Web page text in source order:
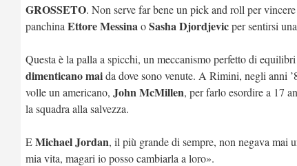
GROSSETO. Non serve far bene un pick and roll per
panchina Ettore MessinaoSasha Djordjevicper sentirsi
Questa è la palla a spicchi, un meccanismo perfetto di
dimenticano maida dove sono venute. A Rimini, negli anni
volle un americano, John McMillen, per farlo esordire a 17
la squadra alla salvezza.
EMichael Jordan, il più grande di sempre, non negava mai
mia vita, magari io posso cambiarla a loro».